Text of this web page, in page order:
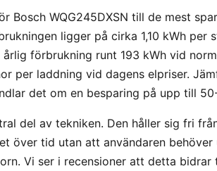
Bosch WQG245DXSN till de mest
ligger på cirka 1,10 kWh per
förbrukning runt 193 kWh vid
per laddning vid dagens elpriser.
det om en besparing på upp till
del av tekniken. Den håller sig fri
över tid utan att användaren behöver
Vi ser i recensioner att detta bidrar